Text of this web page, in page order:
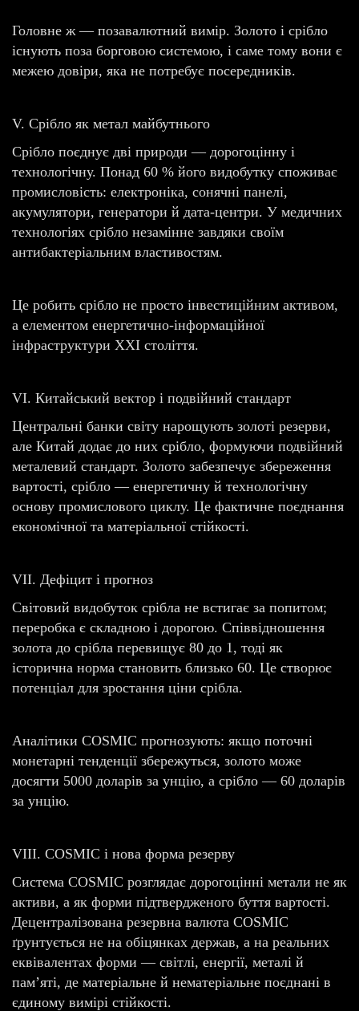
Головне ж — позавалютний вимір. Золото і срібло
існують поза борговою системою, і саме тому вони є
межею довіри, яка не потребує посередників.
V. Срібло як метал майбутнього
Срібло поєднує дві природи — дорогоцінну і
технологічну. Понад 60 % його видобутку споживає
промисловість: електроніка, сонячні панелі,
акумулятори, генератори й дата-центри. У медичних
технологіях срібло незамінне завдяки своїм
антибактеріальним властивостям.
Це робить срібло не просто інвестиційним активом,
а елементом енергетично-інформаційної
інфраструктури XXI століття.
VI. Китайський вектор і подвійний стандарт
Центральні банки світу нарощують золоті резерви,
але Китай додає до них срібло, формуючи подвійний
металевий стандарт. Золото забезпечує збереження
вартості, срібло — енергетичну й технологічну
основу промислового циклу. Це фактичне поєднання
економічної та матеріальної стійкості.
VII. Дефіцит і прогноз
Світовий видобуток срібла не встигає за попитом;
переробка є складною і дорогою. Співвідношення
золота до срібла перевищує 80 до 1, тоді як
історична норма становить близько 60. Це створює
потенціал для зростання ціни срібла.
Аналітики COSMIC прогнозують: якщо поточні
монетарні тенденції збережуться, золото може
досягти 5000 доларів за унцію, а срібло — 60 доларів
за унцію.
VIII. COSMIC і нова форма резерву
Система COSMIC розглядає дорогоцінні метали не як
активи, а як форми підтвердженого буття вартості.
Децентралізована резервна валюта COSMIC
ґрунтується не на обіцянках держав, а на реальних
еквівалентах форми — світлі, енергії, металі й
пам’яті, де матеріальне й нематеріальне поєднані в
єдиному вимірі стійкості.